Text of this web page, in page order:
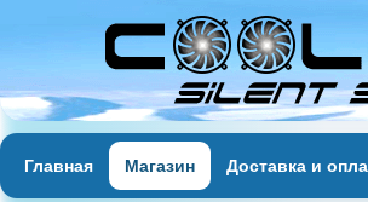
Главная Магазин Доставка и